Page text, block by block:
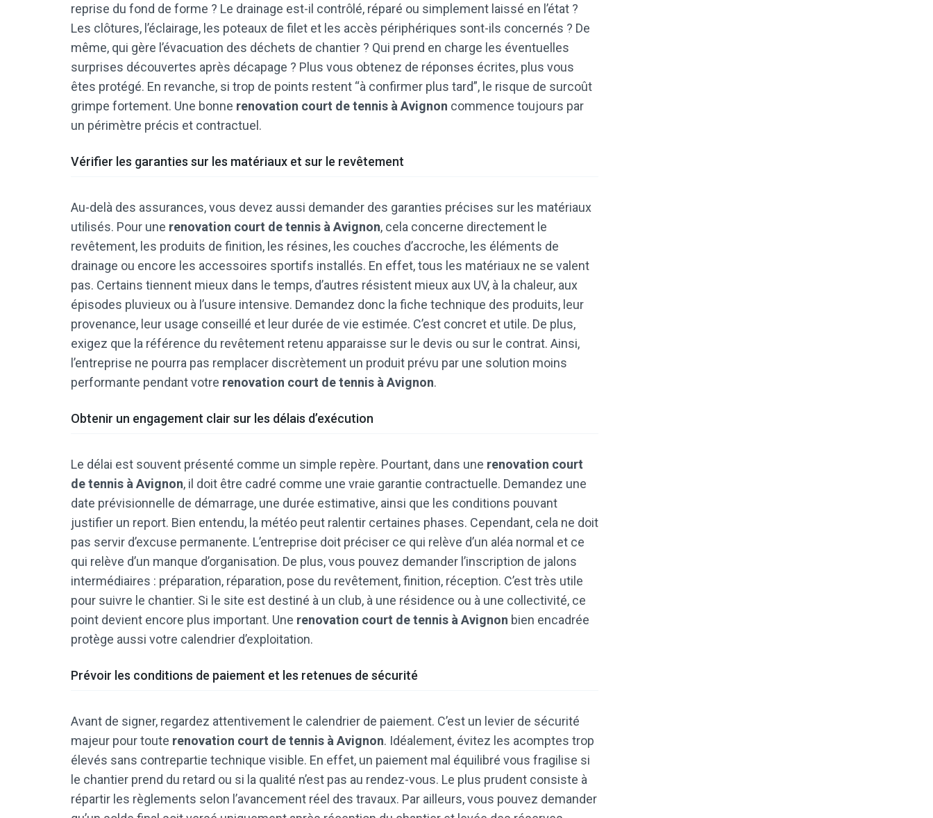
reprise du fond de forme ? Le drainage est-il contrôlé, réparé ou simplement laissé en l’état ?
Les clôtures, l’éclairage, les poteaux de filet et les accès périphériques sont-ils concernés ? De
même, qui gère l’évacuation des déchets de chantier ? Qui prend en charge les éventuelles
surprises découvertes après décapage ? Plus vous obtenez de réponses écrites, plus vous
êtes protégé. En revanche, si trop de points restent “à confirmer plus tard”, le risque de surcoût
grimpe fortement. Une bonne renovation court de tennis à Avignon commence toujours par
un périmètre précis et contractuel.
Vérifier les garanties sur les matériaux et sur le revêtement
Au-delà des assurances, vous devez aussi demander des garanties précises sur les matériaux
utilisés. Pour une renovation court de tennis à Avignon, cela concerne directement le
revêtement, les produits de finition, les résines, les couches d’accroche, les éléments de
drainage ou encore les accessoires sportifs installés. En effet, tous les matériaux ne se valent
pas. Certains tiennent mieux dans le temps, d’autres résistent mieux aux UV, à la chaleur, aux
épisodes pluvieux ou à l’usure intensive. Demandez donc la fiche technique des produits, leur
provenance, leur usage conseillé et leur durée de vie estimée. C’est concret et utile. De plus,
exigez que la référence du revêtement retenu apparaisse sur le devis ou sur le contrat. Ainsi,
l’entreprise ne pourra pas remplacer discrètement un produit prévu par une solution moins
performante pendant votre renovation court de tennis à Avignon.
Obtenir un engagement clair sur les délais d’exécution
Le délai est souvent présenté comme un simple repère. Pourtant, dans une renovation court
de tennis à Avignon, il doit être cadré comme une vraie garantie contractuelle. Demandez une
date prévisionnelle de démarrage, une durée estimative, ainsi que les conditions pouvant
justifier un report. Bien entendu, la météo peut ralentir certaines phases. Cependant, cela ne doit
pas servir d’excuse permanente. L’entreprise doit préciser ce qui relève d’un aléa normal et ce
qui relève d’un manque d’organisation. De plus, vous pouvez demander l’inscription de jalons
intermédiaires : préparation, réparation, pose du revêtement, finition, réception. C’est très utile
pour suivre le chantier. Si le site est destiné à un club, à une résidence ou à une collectivité, ce
point devient encore plus important. Une renovation court de tennis à Avignon bien encadrée
protège aussi votre calendrier d’exploitation.
Prévoir les conditions de paiement et les retenues de sécurité
Avant de signer, regardez attentivement le calendrier de paiement. C’est un levier de sécurité
majeur pour toute renovation court de tennis à Avignon. Idéalement, évitez les acomptes trop
élevés sans contrepartie technique visible. En effet, un paiement mal équilibré vous fragilise si
le chantier prend du retard ou si la qualité n’est pas au rendez-vous. Le plus prudent consiste à
répartir les règlements selon l’avancement réel des travaux. Par ailleurs, vous pouvez demander